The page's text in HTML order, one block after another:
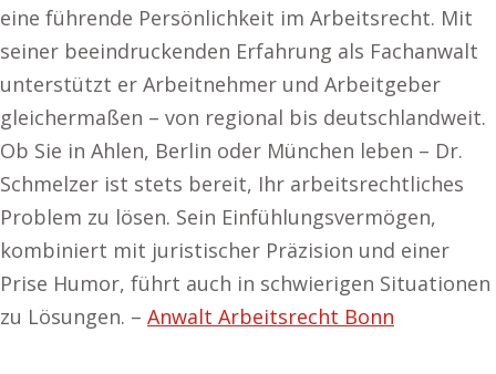
eine führende Persönlichkeit im Arbeitsrecht. Mit
seiner beeindruckenden Erfahrung als Fachanwalt
unterstützt er Arbeitnehmer und Arbeitgeber
gleichermaßen – von regional bis deutschlandweit.
Ob Sie in Ahlen, Berlin oder München leben – Dr.
Schmelzer ist stets bereit, Ihr arbeitsrechtliches
Problem zu lösen. Sein Einfühlungsvermögen,
kombiniert mit juristischer Präzision und einer
Prise Humor, führt auch in schwierigen Situationen
zu Lösungen. – Anwalt Arbeitsrecht Bonn